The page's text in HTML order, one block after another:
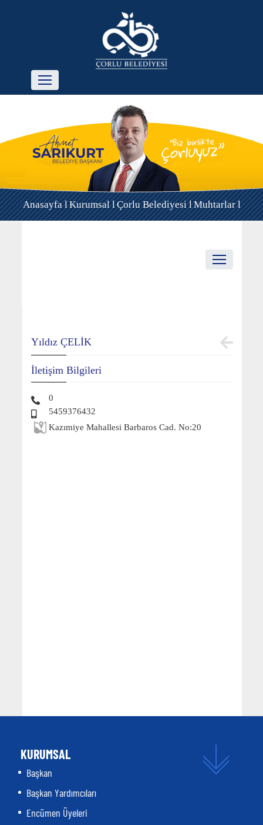
Anasayfa lKurumsal lÇorlu Belediyesi lMuhtarlar l
Yıldız ÇELİK
İletişim Bilgileri
0
5459376432
Kazımiye Mahallesi Barbaros Cad. No:20
KURUMSAL
Başkan
Başkan Yardımcıları
Encümen Üyeleri